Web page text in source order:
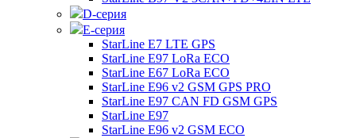
D-серия
E-серия
StarLine E7 LTE GPS
StarLine E97 LoRa ECO
StarLine E67 LoRa ECO
StarLine E96 v2 GSM GPS PRO
StarLine E97 CAN FD GSM GPS
StarLine E97
StarLine E96 v2 GSM ECO